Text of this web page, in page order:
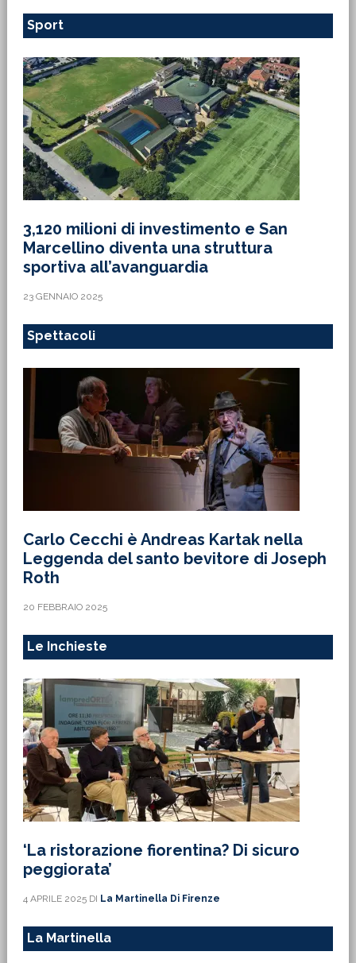
Sport
3,120 milioni di investimento e San
Marcellino diventa una struttura
sportiva all’avanguardia
23 GENNAIO 2025
Spettacoli
Carlo Cecchi è Andreas Kartak nella
Leggenda del santo bevitore di Joseph
Roth
20 FEBBRAIO 2025
Le Inchieste
‘La ristorazione fiorentina? Di sicuro
peggiorata’
4 APRILE 2025DI La Martinella Di Firenze
La Martinella